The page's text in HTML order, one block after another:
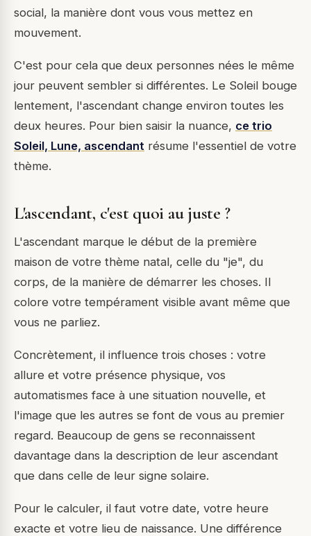
social, la manière dont vous vous mettez en
mouvement.
C'est pour cela que deux personnes nées le même
jour peuvent sembler si différentes. Le Soleil bouge
lentement, l'ascendant change environ toutes les
deux heures. Pour bien saisir la nuance, ce trio
Soleil, Lune, ascendant résume l'essentiel de votre
thème.
L'ascendant, c'est quoi au juste ?
L'ascendant marque le début de la première
maison de votre thème natal, celle du "je", du
corps, de la manière de démarrer les choses. Il
colore votre tempérament visible avant même que
vous ne parliez.
Concrètement, il influence trois choses : votre
allure et votre présence physique, vos
automatismes face à une situation nouvelle, et
l'image que les autres se font de vous au premier
regard. Beaucoup de gens se reconnaissent
davantage dans la description de leur ascendant
que dans celle de leur signe solaire.
Pour le calculer, il faut votre date, votre heure
exacte et votre lieu de naissance. Une différence